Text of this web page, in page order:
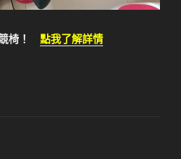
椅！ 點我了解詳情